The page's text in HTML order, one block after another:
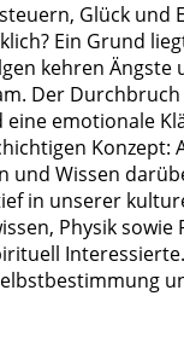
Glück und
Ein Grund
kehren
Der
emotionale
Wissen
in unserer
Physik sowie